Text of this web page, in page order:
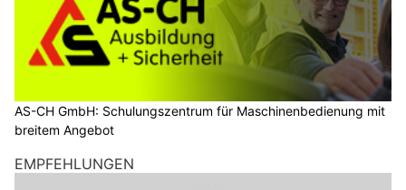
AS-CH GmbH: Schulungszentrum für Maschinenbedienung mit
breitem Angebot
EMPFEHLUNGEN